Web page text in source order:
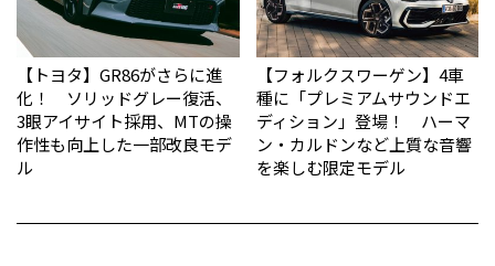
【トヨタ】GR86がさらに進
化！ ソリッドグレー復活、
3眼アイサイト採用、MTの操
作性も向上した一部改良モデ
ル
【フォルクスワーゲン】4車
種に「プレミアムサウンドエ
ディション」登場！ ハーマ
ン・カルドンなど上質な音響
を楽しむ限定モデル